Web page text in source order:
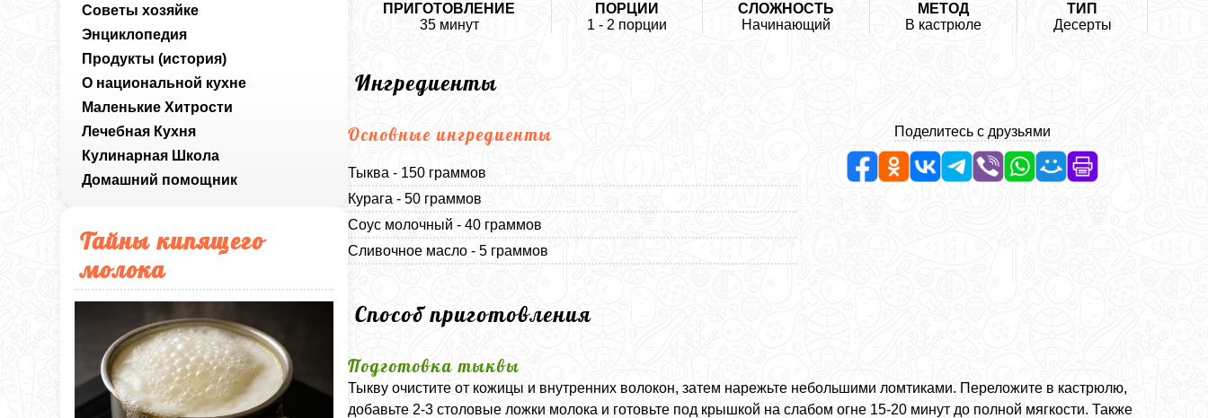
Советы хозяйке
Энциклопедия
Продукты (история)
О национальной кухне
Маленькие Хитрости
Лечебная Кухня
Кулинарная Школа
Домашний помощник
Тайны кипящего
молока
ПРИГОТОВЛЕНИЕ
35 минут
ПОРЦИИ
1 - 2 порции
СЛОЖНОСТЬ
Начинающий
МЕТОД
В кастрюле
ТИП
Десерты
Ингредиенты
Основные ингредиенты
Тыква - 150 граммов
Курага - 50 граммов
Соус молочный - 40 граммов
Сливочное масло - 5 граммов
Поделитесь с друзьями
Способ приготовления
Подготовка тыквы
Тыкву очистите от кожицы и внутренних волокон, затем нарежьте небольшими ломтиками. Переложите в кастрюлю,
добавьте 2-3 столовые ложки молока и готовьте под крышкой на слабом огне 15-20 минут до полной мягкости. Также